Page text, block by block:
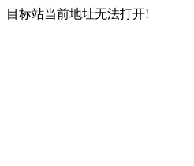
目标站当前地址无法打开!